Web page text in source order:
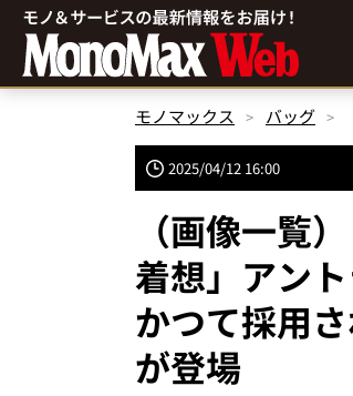
モノマックス バッグ
2025/04/12 16:00
（画像一覧
着想」アン
かつて採用
が登場